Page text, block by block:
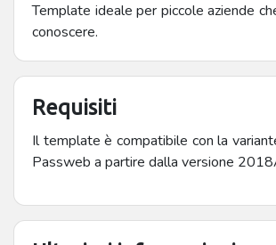
Template ideale per piccole aziende
conoscere.
Requisiti
Il template è compatibile con la
Passweb a partire dalla versione